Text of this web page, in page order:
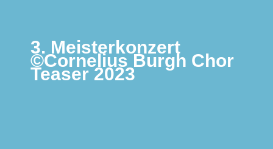
3. Meisterkonzert
©Cornelius Burgh Chor
Teaser 2023